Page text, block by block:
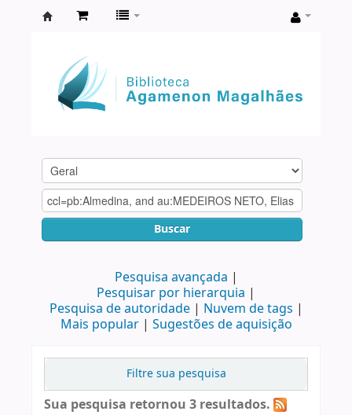
Agamenon
Magalhães
Buscar
Pesquisa avançada
Pesquisar por hierarquia
Pesquisa de autoridade
Nuvem de tags
Mais popular
Sugestões de aquisição
Filtre sua pesquisa
Sua pesquisa retornou 3 resultados.